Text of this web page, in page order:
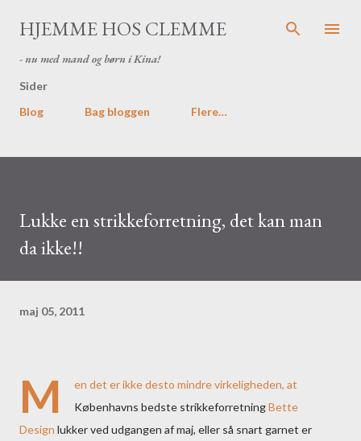
Gå videre til hovedindholdet
HJEMME HOS CLEMME
- nu med mand og børn i Kina!
Sider
Blog
Bag bloggen Flere…
Lukke en strikkeforretning, det kan man
da ikke!!
maj 05, 2011
M
en det er ikke desto mindre virkeligheden, at
Københavns bedste strikkeforretningBette
Design lukker ved udgangen af maj, eller så snart garnet er